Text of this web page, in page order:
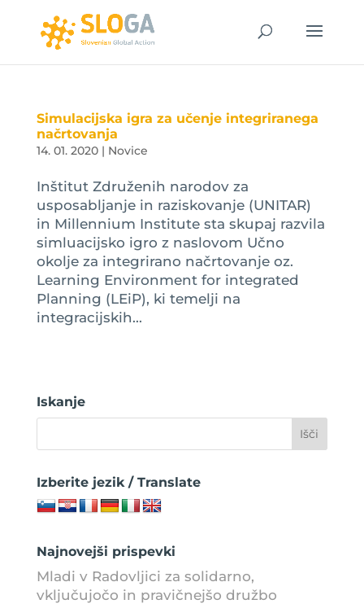
Simulacijska igra za učenje integriranega
načrtovanja
14. 01. 2020| Novice
Inštitut Združenih narodov za
usposabljanje in raziskovanje (UNITAR)
in Millennium Institute sta skupaj razvila
simluacijsko igro z naslovom Učno
okolje za integrirano načrtovanje oz.
Learning Environment for integrated
Planning (LEiP), ki temelji na
integracijskih...
Iskanje
Izberite jezik / Translate
Najnovejši prispevki
Mladi v Radovljici za solidarno,
vključujočo in pravičnejšo družbo